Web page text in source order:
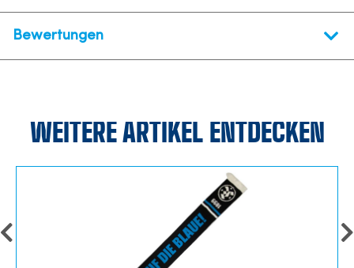
Bewertungen
WEITERE ARTIKEL ENTDECKEN